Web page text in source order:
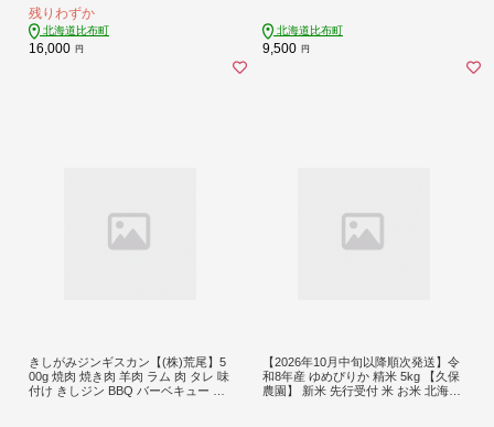
残りわずか
北海道比布町
16,000 円
北海道比布町
9,500 円
きしがみジンギスカン【(株)荒尾】5
00g 焼肉 焼き肉 羊肉 ラム 肉 タレ 味
付け きしジン BBQ バーベキュー 北
【2026年10月中旬以降順次発送】令
和8年産 ゆめぴりか 精米 5kg 【久保
農園】 新米 先行受付 米 お米 北海道